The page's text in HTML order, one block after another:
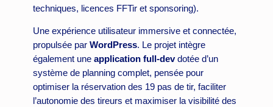
techniques, licences FFTir et sponsoring).
Une expérience utilisateur immersive et connectée,
propulsée par WordPress. Le projet intègre
également une application full-devdotée d’un
système de planning complet, pensée pour
optimiser la réservation des 19 pas de tir, faciliter
l’autonomie des tireurs et maximiser la visibilité des